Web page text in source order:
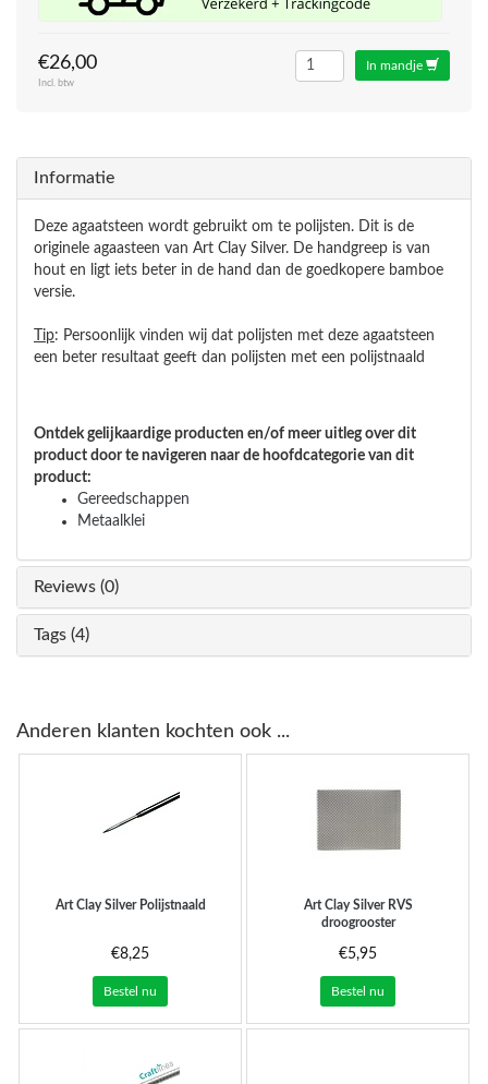
€26,00
Incl. btw
In mandje
Informatie
Deze agaatsteen wordt gebruikt om te polijsten. Dit is de
originele agaasteen van Art Clay Silver. De handgreep is van
hout en ligt iets beter in de hand dan de goedkopere bamboe
versie.
Tip: Persoonlijk vinden wij dat polijsten met deze agaatsteen
een beter resultaat geeft dan polijsten met een polijstnaald
Ontdek gelijkaardige producten en/of meer uitleg over dit
product door te navigeren naar de hoofdcategorie van dit
product:
Gereedschappen
Metaalklei
Reviews (0)
Tags (4)
Anderen klanten kochten ook ...
Art Clay SilverPolijstnaald
€8,25
Bestel nu
Art Clay SilverRVS
droogrooster
€5,95
Bestel nu